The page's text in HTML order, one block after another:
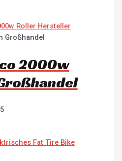
Großhandel
2000w